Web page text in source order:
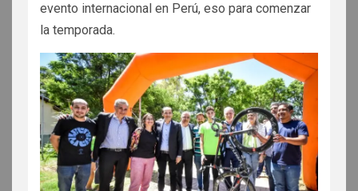
evento internacional en Perú, eso para comenzar
la temporada.